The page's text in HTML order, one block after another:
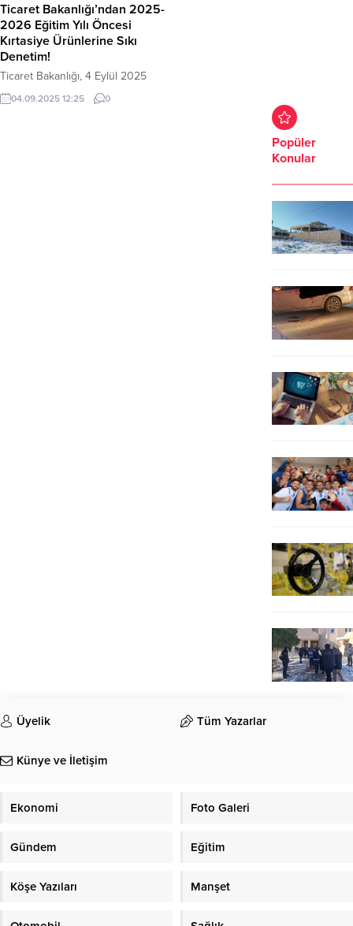
Ticaret Bakanlığı’ndan 2025-
2026 Eğitim Yılı Öncesi
Kırtasiye Ürünlerine Sıkı
Denetim!
Ticaret Bakanlığı, 4 Eylül 2025
tarihinde yaptığı resmi açıklamada,
2025-2026 eğitim-öğretim yılı
04.09.2025 12:25 0
Popüler
Konular
Üyelik Tüm Yazarlar
Künye ve İletişim
Ekonomi Foto Galeri
Gündem Eğitim
Köşe Yazıları Manşet